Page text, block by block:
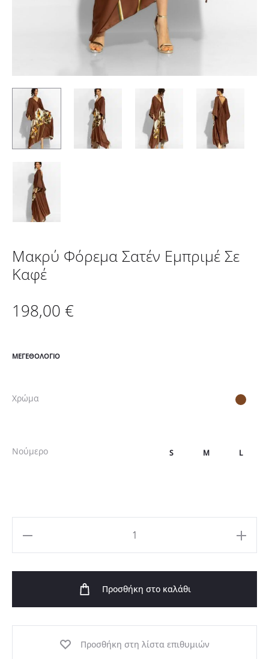
Μακρύ Φόρεμα Σατέν Εμπριμέ Σε
Καφέ
198,00 €
ΜΕΓΕΘΟΛΌΓΙΟ
Χρώμα
Νούμερο S M L
σε
Καφέ
Προσθήκη στο καλάθι
Προσθήκη στη λίστα επιθυμιών